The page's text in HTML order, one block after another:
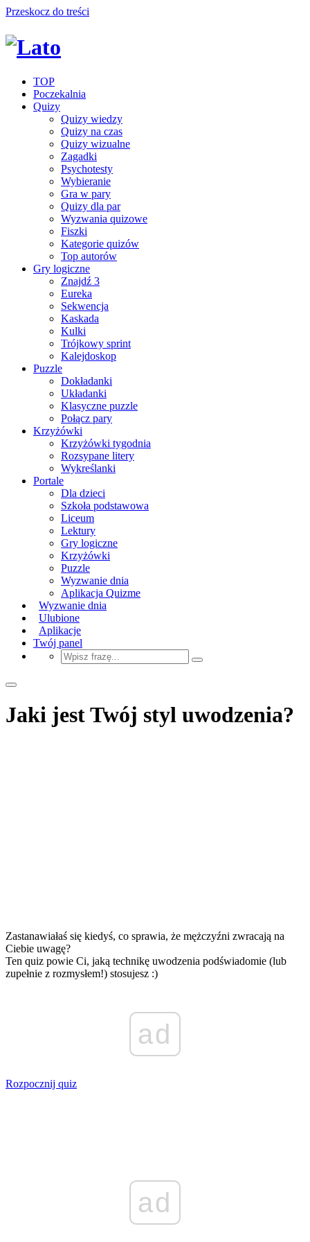
Przeskocz do treści
TOP
Poczekalnia
Quizy
Quizy wiedzy
Quizy na czas
Quizy wizualne
Zagadki
Psychotesty
Wybieranie
Gra w pary
Quizy dla par
Wyzwania quizowe
Fiszki
Kategorie quizów
Top autorów
Gry logiczne
Znajdź 3
Eureka
Sekwencja
Kaskada
Kulki
Trójkowy sprint
Kalejdoskop
Puzzle
Dokładanki
Układanki
Klasyczne puzzle
Połącz pary
Krzyżówki
Krzyżówki tygodnia
Rozsypane litery
Wykreślanki
Portale
Dla dzieci
Szkoła podstawowa
Liceum
Lektury
Gry logiczne
Krzyżówki
Puzzle
Wyzwanie dnia
Aplikacja Quizme
Wyzwanie dnia
Ulubione
Aplikacje
Twój panel
Jaki jest Twój styl uwodzenia?
Zastanawiałaś się kiedyś, co sprawia, że mężczyźni zwracają na
Ciebie uwagę?
Ten quiz powie Ci, jaką technikę uwodzenia podświadomie (lub
zupełnie z rozmysłem!) stosujesz :)
ad
Rozpocznij quiz
ad